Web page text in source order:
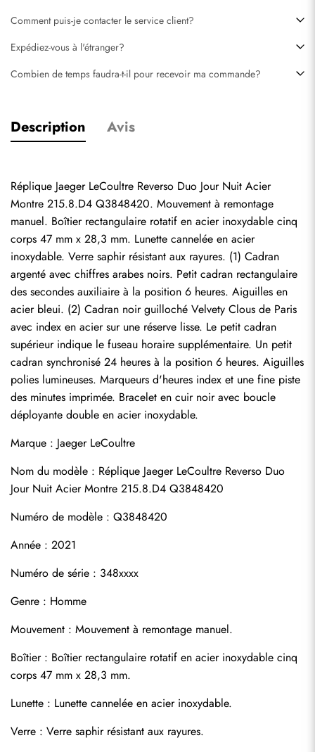
Comment puis-je contacter le service client?
Expédiez-vous à l'étranger?
Combien de temps faudra-t-il pour recevoir ma commande?
Description Avis
Réplique Jaeger LeCoultre Reverso Duo Jour Nuit Acier
Montre 215.8.D4 Q3848420. Mouvement à remontage
manuel. Boîtier rectangulaire rotatif en acier inoxydable cinq
corps 47 mm x 28,3 mm. Lunette cannelée en acier
inoxydable. Verre saphir résistant aux rayures. (1) Cadran
argenté avec chiffres arabes noirs. Petit cadran rectangulaire
des secondes auxiliaire à la position 6 heures. Aiguilles en
acier bleui. (2) Cadran noir guilloché Velvety Clous de Paris
avec index en acier sur une réserve lisse. Le petit cadran
supérieur indique le fuseau horaire supplémentaire. Un petit
cadran synchronisé 24 heures à la position 6 heures. Aiguilles
polies lumineuses. Marqueurs d'heures index et une fine piste
des minutes imprimée. Bracelet en cuir noir avec boucle
déployante double en acier inoxydable.
Marque : Jaeger LeCoultre
Nom du modèle : Réplique Jaeger LeCoultre Reverso Duo
Jour Nuit Acier Montre 215.8.D4 Q3848420
Numéro de modèle : Q3848420
Année : 2021
Numéro de série : 348xxxx
Genre : Homme
Mouvement : Mouvement à remontage manuel.
Boîtier : Boîtier rectangulaire rotatif en acier inoxydable cinq
corps 47 mm x 28,3 mm.
Lunette : Lunette cannelée en acier inoxydable.
Verre : Verre saphir résistant aux rayures.